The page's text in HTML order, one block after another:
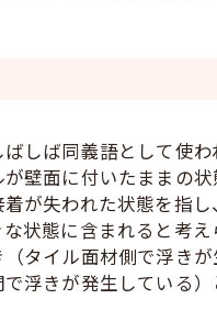
しば同義語として使
壁面に付いたままの
が失われた状態を指
状態に含まれると考え
タイル面材側で浮き
浮きが発生している